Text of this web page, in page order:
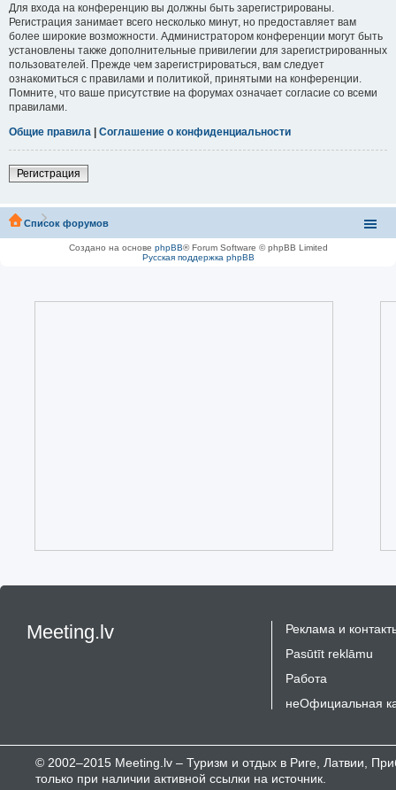
Для входа на конференцию вы должны быть зарегистрированы.
Регистрация занимает всего несколько минут, но предоставляет вам
более широкие возможности. Администратором конференции могут быть
установлены также дополнительные привилегии для зарегистрированных
пользователей. Прежде чем зарегистрироваться, вам следует
ознакомиться с правилами и политикой, принятыми на конференции.
Помните, что ваше присутствие на форумах означает согласие со всеми
правилами.
Общие правила
Соглашение о конфиденциальности
Регистрация
Список форумов
Создано на основе phpBB® Forum Software © phpBB Limited
Русская поддержка phpBB
Meeting.lv
Реклама и
Pasūtīt reklāmu
Работа
неОфициальная
© 2002–2015 Meeting.lv – Туризм и отдых в Риге, Латвии,
только при наличии активной ссылки на источник.